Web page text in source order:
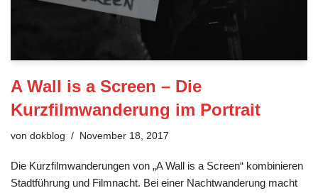
A Wall is a Screen – Die
Kurzfilmwanderung im Portrait
von dokblog November 18, 2017
Die Kurzfilmwanderungen von „A Wall is a Screen“ kombinieren
Stadtführung und Filmnacht. Bei einer Nachtwanderung macht